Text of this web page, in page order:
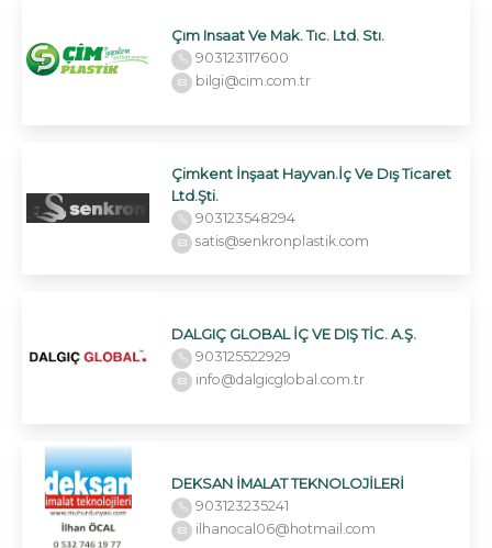
Çım Insaat Ve Mak. Tıc. Ltd. Stı.
903123117600
bilgi@cim.com.tr
Çimkent İnşaat Hayvan.İç Ve Dış Ticaret
Ltd.Şti.
903123548294
satis@senkronplastik.com
DALGIÇ GLOBAL İÇ VE DIŞ TİC. A.Ş.
903125522929
info@dalgicglobal.com.tr
DEKSAN İMALAT TEKNOLOJİLERİ
903123235241
ilhanocal06@hotmail.com